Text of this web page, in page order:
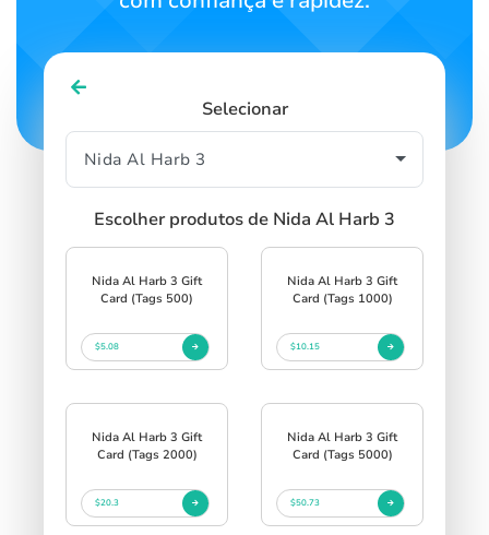
Selecionar
Escolher produtos de Nida Al Harb 3
Nida Al Harb 3 Gift
Card (Tags 500)
$5.08
Nida Al Harb 3 Gift
Card (Tags 1000)
$10.15
Nida Al Harb 3 Gift
Card (Tags 2000)
$20.3
Nida Al Harb 3 Gift
Card (Tags 5000)
$50.73